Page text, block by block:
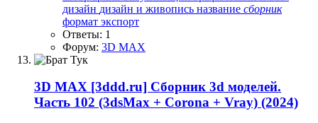
дизайн дизайн и живопись название сборник
формат экспорт
Ответы: 1
Форум: 3D MAX
3D MAX [3ddd.ru] Сборник 3d моделей.
Часть 102 (3dsMax + Corona + Vray) (2024)